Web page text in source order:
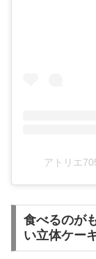
アトリエ
食べるのが
い立体ケー